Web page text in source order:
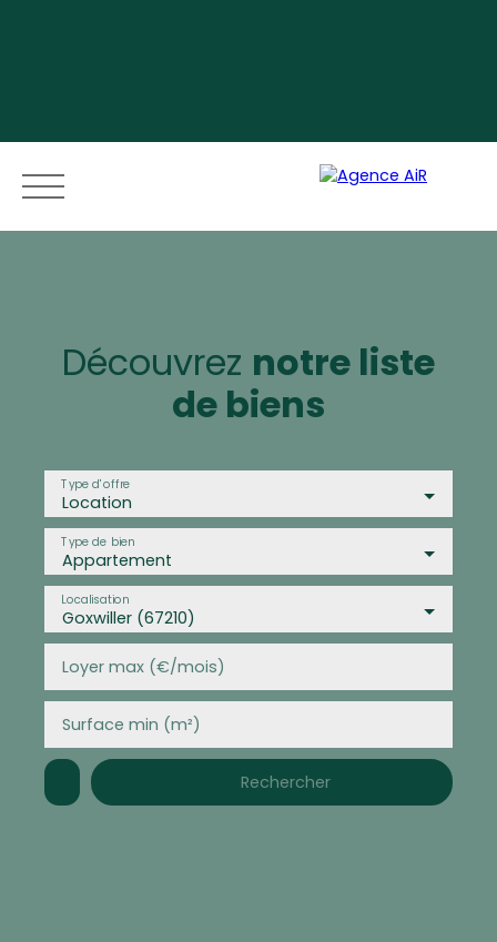
Découvrez notre liste
de biens
Location
Type d'offre
Appartement
Type de bien
Goxwiller (67210)
Localisation
Loyer max (€/mois)
Surface min (m²)
Rechercher